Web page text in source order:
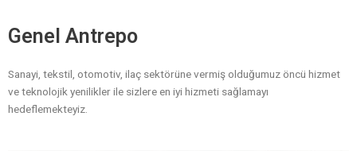
Genel Antrepo
Sanayi, tekstil, otomotiv, ilaç sektörüne vermiş olduğumuz öncü hizmet
ve teknolojik yenilikler ile sizlere en iyi hizmeti sağlamayı
hedeflemekteyiz.